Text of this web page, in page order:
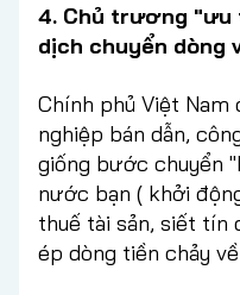
4. Chủ trương "ưu
dịch chuyển dòng
Chính phủ Việt
nghiệp bán dẫn,
giống bước chuyển
nước bạn ( khởi
thuế tài sản, siết tín
ép dòng tiền chảy